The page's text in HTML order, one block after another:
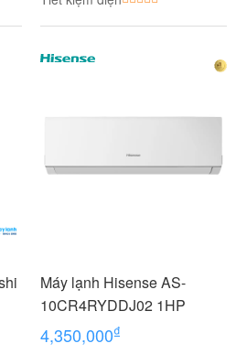
Máy lạnh Hisense AS-
10CR4RYDDJ02 1HP
4,350,000₫